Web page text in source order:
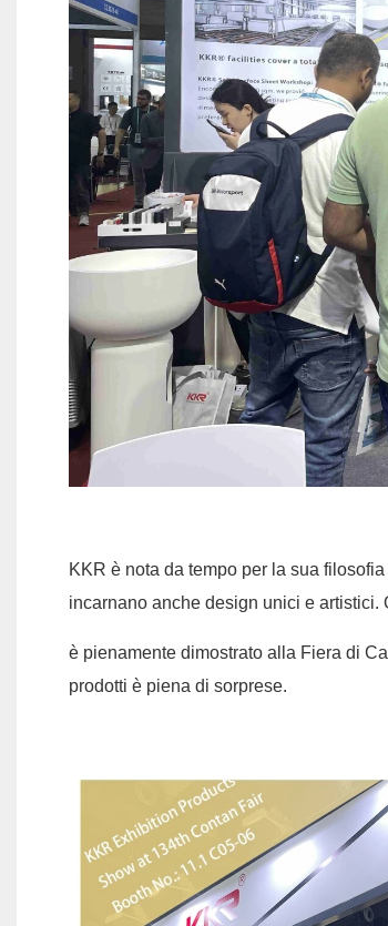
KKR è nota da tempo per la sua
incarnano anche design unici e artistici.
è pienamente dimostrato alla Fiera di
prodotti è piena di sorprese.